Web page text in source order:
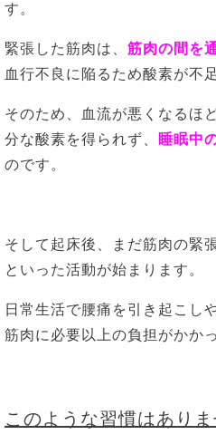
す。
緊張した筋肉は、 筋肉の間を
血行不良に陥るため酸素が不
そのため、血流が悪くなるほ
分な酸素を得られず、
睡眠中
のです。
そして起床後、まだ筋肉の緊
といった活動が始まります。
日常生活で腰痛を引き起こし
筋肉に必要以上の負担がかか
このような習慣はありま